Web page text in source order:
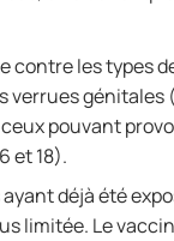
contre les types
verrues génitales
pouvant
et 18).
déjà été
limitée. Le